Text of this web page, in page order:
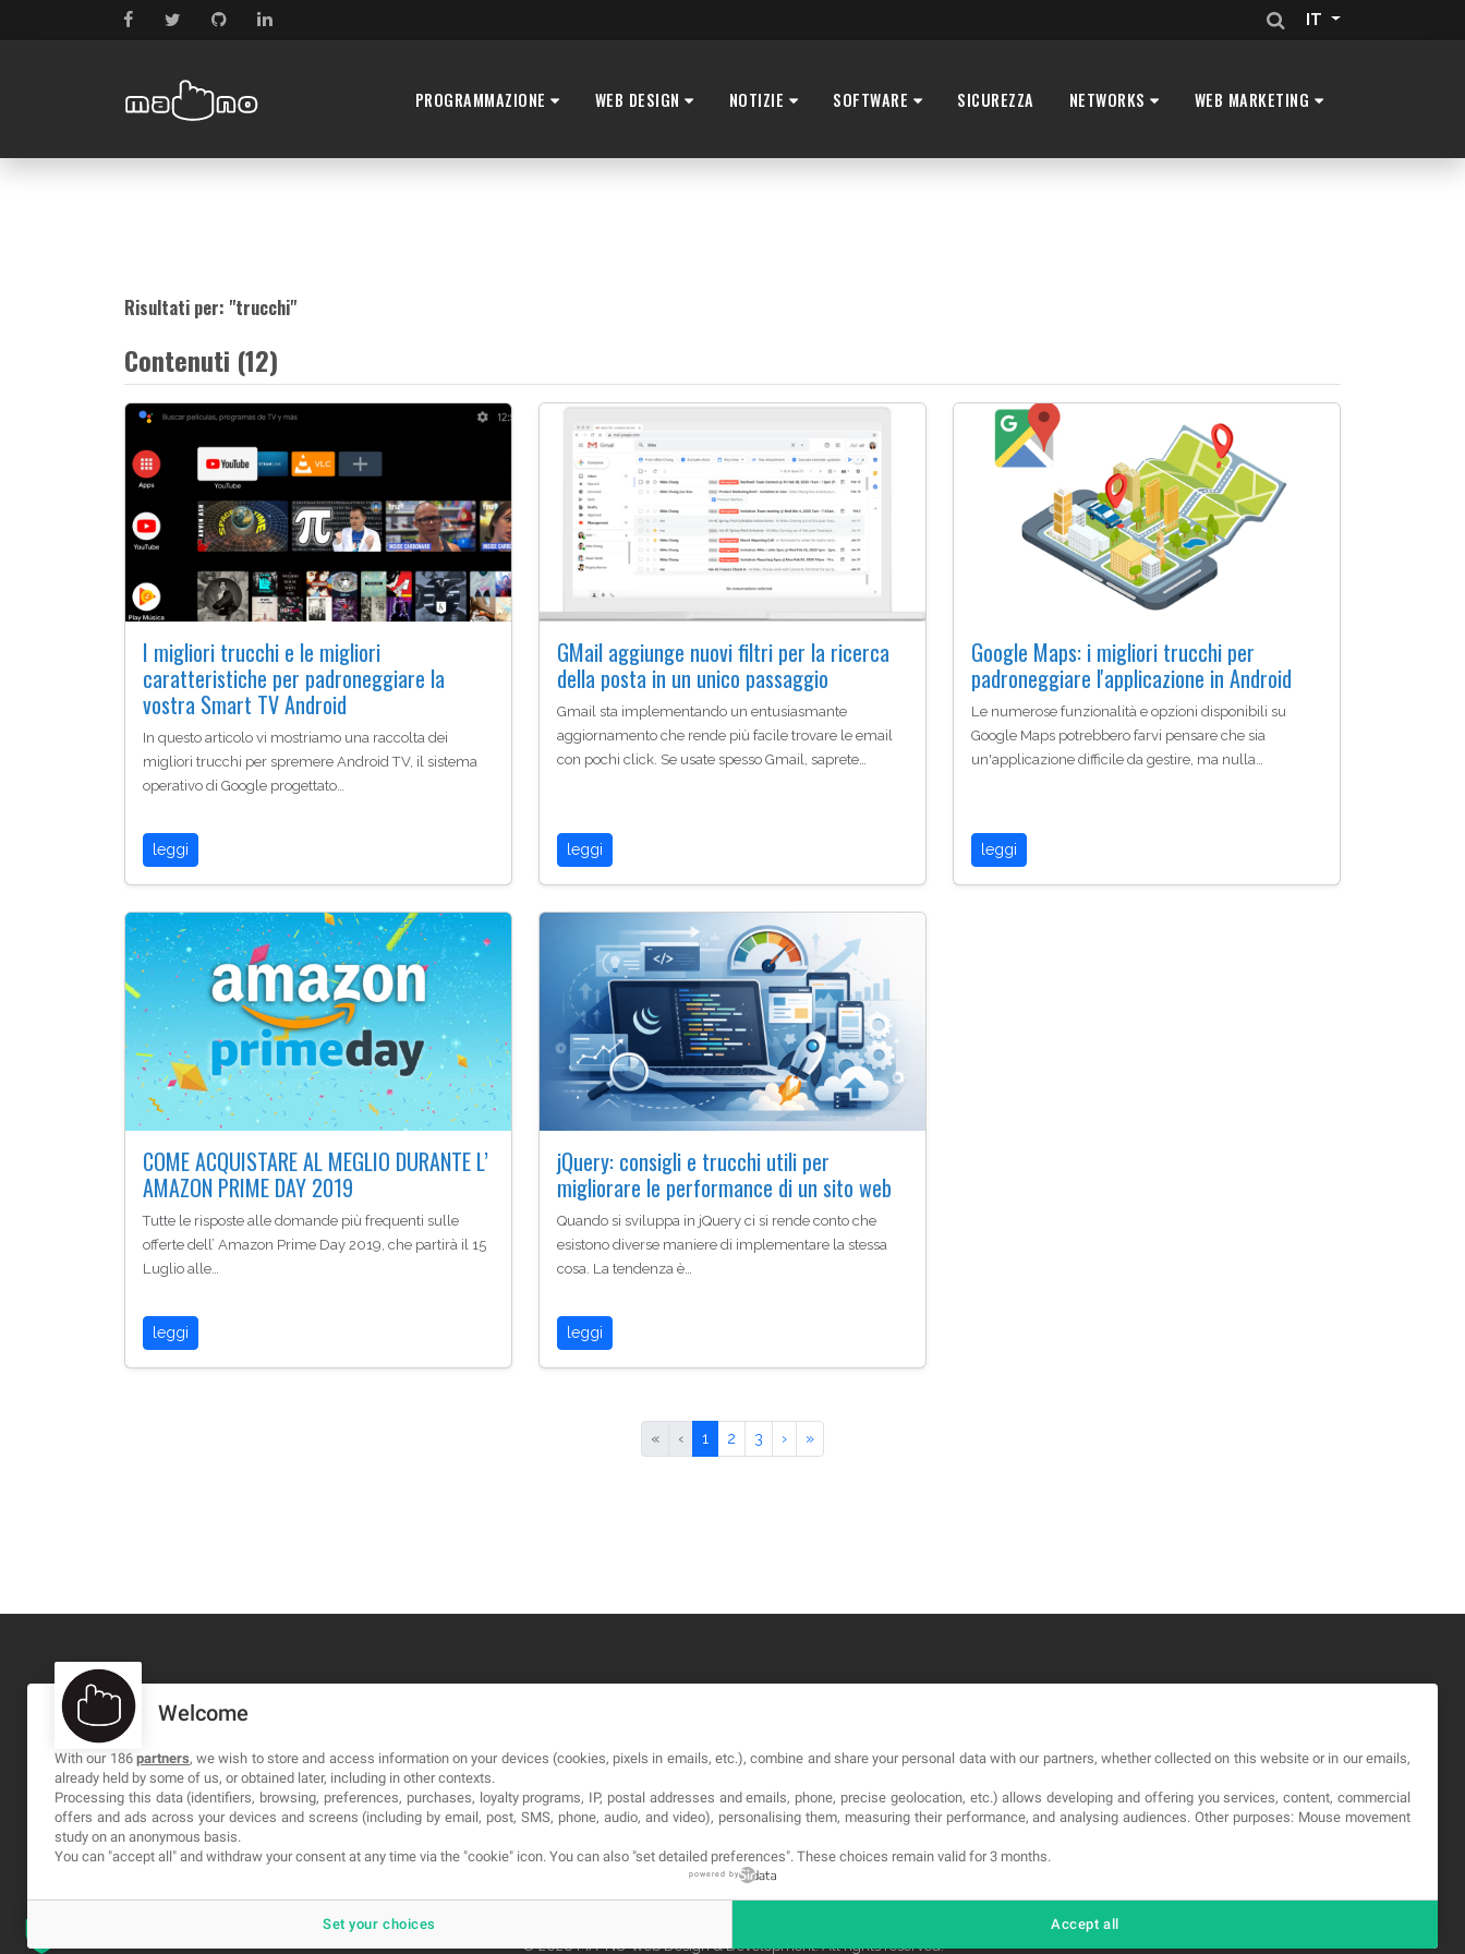
IT
PROGRAMMAZIONE WEB DESIGN NOTIZIE SOFTWARE SICUREZZA NETWORKS WEB MARKETING
Risultati per: "trucchi"
Contenuti (12)
I migliori trucchi e le migliori
caratteristiche per padroneggiare la
vostra Smart TV Android
In questo articolo vi mostriamo una raccolta dei
migliori trucchi per spremere Android TV, il sistema
operativo di Google progettato…
leggi
GMail aggiunge nuovi filtri per la ricerca
della posta in un unico passaggio
Gmail sta implementando un entusiasmante
aggiornamento che rende più facile trovare le email
con pochi click. Se usate spesso Gmail, saprete…
leggi
Google Maps: i migliori trucchi per
padroneggiare l'applicazione in Android
Le numerose funzionalità e opzioni disponibili su
Google Maps potrebbero farvi pensare che sia
un'applicazione difficile da gestire, ma nulla…
leggi
COME ACQUISTARE AL MEGLIO DURANTE L’
AMAZON PRIME DAY 2019
Tutte le risposte alle domande più frequenti sulle
offerte dell’ Amazon Prime Day 2019, che partirà il 15
Luglio alle…
leggi
jQuery: consigli e trucchi utili per
migliorare le performance di un sito web
Quando si sviluppa in jQuery ci si rende conto che
esistono diverse maniere di implementare la stessa
cosa. La tendenza è…
leggi
« ‹ 1 2 3 › »
MA-NO WEB DESIGN AND DEVELOPMENT S.L.
C/ Nuredduna 22, 1-3, 07006
Palma de Mallorca, Baleares
Blog
Avviso Legale
© 2026 MA-NO Web Design & Development. All rights reserved.
Welcome
With our 186 partners, we wish to store and access information on your devices (cookies, pixels in emails, etc.), combine and share your personal data with our partners, whether collected on this website or in our emails,
already held by some of us, or obtained later, including in other contexts.
Processing this data (identifiers, browsing, preferences, purchases, loyalty programs, IP, postal addresses and emails, phone, precise geolocation, etc.) allows developing and offering you services, content, commercial
offers and ads across your devices and screens (including by email, post, SMS, phone, audio, and video), personalising them, measuring their performance, and analysing audiences. Other purposes: Mouse movement
study on an anonymous basis.
You can "accept all" and withdraw your consent at any time via the "cookie" icon. You can also "set detailed preferences". These choices remain valid for 3 months.
powered by
Set your choices Accept all